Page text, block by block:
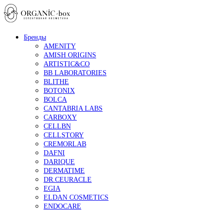
Бренды
AMENITY
AMISH ORIGINS
ARTISTIC&CO
BB LABORATORIES
BLITHE
BOTONIX
BOLCA
CANTABRIA LABS
CARBOXY
CELLBN
CELLSTORY
CREMORLAB
DAFNI
DARIQUE
DERMATIME
DR.CEURACLE
EGIA
ELDAN COSMETICS
ENDOCARE